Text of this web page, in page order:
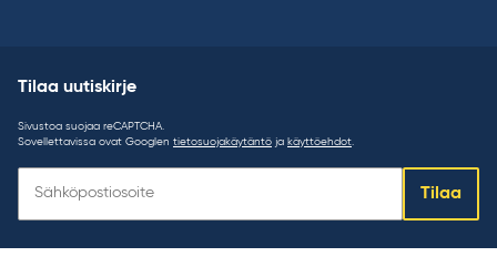
Tilaa uutiskirje
Sivustoa suojaa reCAPTCHA.
Sovellettavissa ovat Googlen tietosuojakäytäntö ja käyttöehdot
uutiskirje:
Tilaa